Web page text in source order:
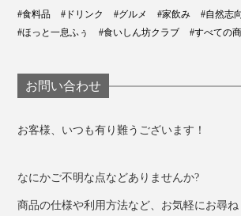
ほうじ茶
もぴったりです。
がんばっている人、ひと息ついてもら
#食料品 #ドリンク #グルメ #家飲み #自然志向
#ほっと一息ふぅ
#食いしん坊クラブ #すべての
お問い合わせ
お客様、いつも有り難うございます！
なにかご不明な点などありませんか?
商品の仕様や利用方法など、お気軽にお尋ね